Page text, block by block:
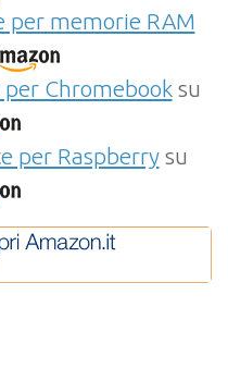
per memorie RAM
Chromebooksu
per Raspberrysu